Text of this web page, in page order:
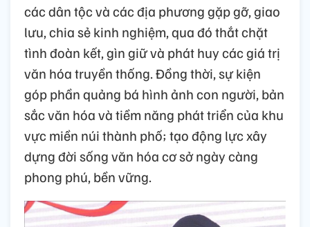
các dân tộc và các địa phương gặp gỡ, giao
lưu, chia sẻ kinh nghiệm, qua đó thắt chặt
tình đoàn kết, gìn giữ và phát huy các giá trị
văn hóa truyền thống. Đồng thời, sự kiện
góp phần quảng bá hình ảnh con người, bản
sắc văn hóa và tiềm năng phát triển của khu
vực miền núi thành phố; tạo động lực xây
dựng đời sống văn hóa cơ sở ngày càng
phong phú, bền vững.